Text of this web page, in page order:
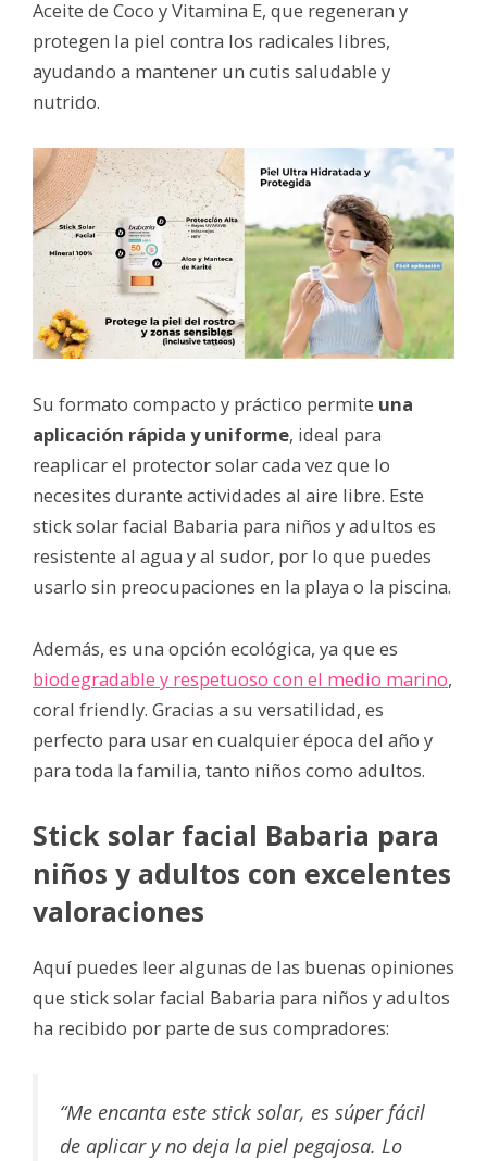
Aceite de Coco y Vitamina E, que regeneran y
protegen la piel contra los radicales libres,
ayudando a mantener un cutis saludable y
nutrido.
Su formato compacto y práctico permite una
aplicación rápida y uniforme, ideal para
reaplicar el protector solar cada vez que lo
necesites durante actividades al aire libre. Este
stick solar facial Babaria para niños y adultos es
resistente al agua y al sudor, por lo que puedes
usarlo sin preocupaciones en la playa o la piscina.
Además, es una opción ecológica, ya que es
biodegradable y respetuoso con el medio marino,
coral friendly. Gracias a su versatilidad, es
perfecto para usar en cualquier época del año y
para toda la familia, tanto niños como adultos.
Stick solar facial Babaria para
niños y adultos con excelentes
valoraciones
Aquí puedes leer algunas de las buenas opiniones
que stick solar facial Babaria para niños y adultos
ha recibido por parte de sus compradores:
“Me encanta este stick solar, es súper fácil
de aplicar y no deja la piel pegajosa. Lo